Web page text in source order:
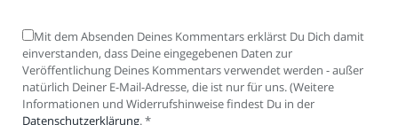
Mit dem Absenden Deines Kommentars erklärst Du Dich damit
einverstanden, dass Deine eingegebenen Daten zur
Veröffentlichung Deines Kommentars verwendet werden - außer
natürlich Deiner E-Mail-Adresse, die ist nur für uns. (Weitere
Informationen und Widerrufshinweise findest Du in der
Datenschutzerklärung.*